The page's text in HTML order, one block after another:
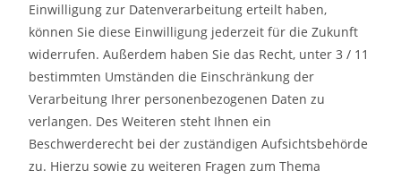
Einwilligung zur Datenverarbeitung erteilt haben,
können Sie diese Einwilligung jederzeit für die Zukunft
widerrufen. Außerdem haben Sie das Recht, unter 3 / 11
bestimmten Umständen die Einschränkung der
Verarbeitung Ihrer personenbezogenen Daten zu
verlangen. Des Weiteren steht Ihnen ein
Beschwerderecht bei der zuständigen Aufsichtsbehörde
zu. Hierzu sowie zu weiteren Fragen zum Thema